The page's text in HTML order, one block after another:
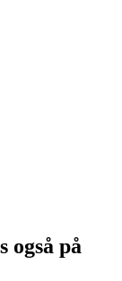
også på